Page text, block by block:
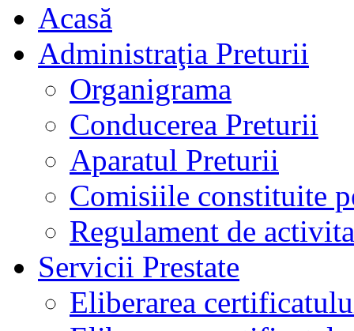
Acasă
Administraţia Preturii
Organigrama
Conducerea Preturii
Aparatul Preturii
Comisiile constituite
Regulament de
Servicii Prestate
Eliberarea